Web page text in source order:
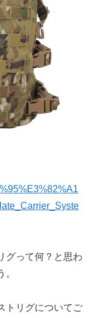
グって何？と思わ
トリグについてご